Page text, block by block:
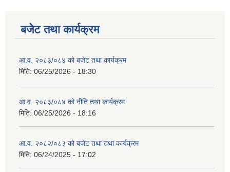
बजेट तथा कार्यक्रम
आ.व. २०८३/०८४ को बजेट तथा कार्यक्रम
मिति: 06/25/2026 - 18:30
आ.व. २०८३/०८४ को नीति तथा कार्यक्रम
मिति: 06/25/2026 - 18:16
आ.व. २०८२/०८३ को बजेट तथा तथा कार्यक्रम
मिति: 06/24/2025 - 17:02